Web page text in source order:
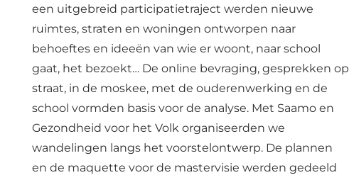
een uitgebreid participatietraject werden nieuwe
ruimtes, straten en woningen ontworpen naar
behoeftes en ideeën van wie er woont, naar school
gaat, het bezoekt… De online bevraging, gesprekken op
straat, in de moskee, met de ouderenwerking en de
school vormden basis voor de analyse. Met Saamo en
Gezondheid voor het Volk organiseerden we
wandelingen langs het voorstelontwerp. De plannen
en de maquette voor de mastervisie werden gedeeld